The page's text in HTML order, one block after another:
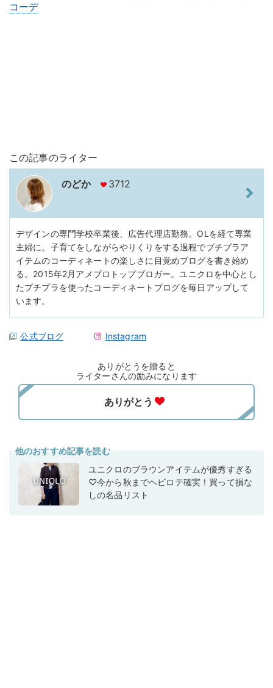
コーデ
この記事のライター
のどか 3712
デザインの専門学校卒業後、広告代理店勤務。OLを経て専業
主婦に。子育てをしながらやりくりをする過程でプチプラア
イテムのコーディネートの楽しさに目覚めブログを書き始め
る。2015年2月アメブロトップブロガー。ユニクロを中心とし
たプチプラを使ったコーディネートブログを毎日アップして
います。
公式ブログ Instagram
ありがとうを贈ると
ライターさんの励みになります
他のおすすめ記事を読む
ユニクロのブラウンアイテムが優秀すぎる
♡今から秋までヘビロテ確実！買って損な
しの名品リスト